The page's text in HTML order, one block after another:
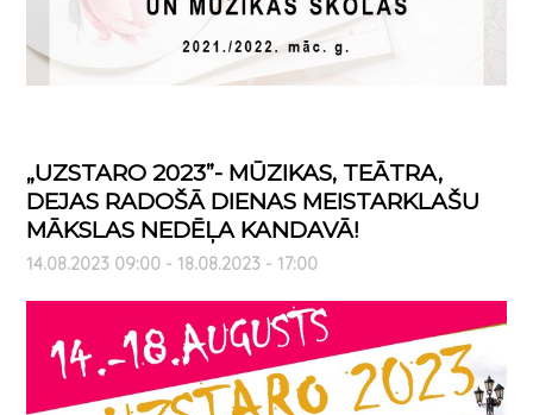
„UZSTARO 2023”- MŪZIKAS, TEĀTRA,
DEJAS RADOŠĀ DIENAS MEISTARKLAŠU
MĀKSLAS NEDĒĻA KANDAVĀ!
14.08.2023 09:00 - 18.08.2023 - 17:00